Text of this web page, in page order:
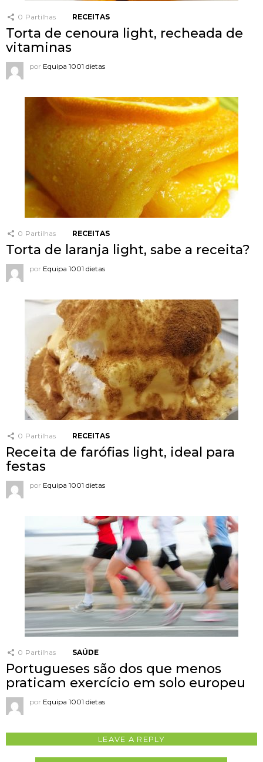
0 Partilhas RECEITAS
Torta de cenoura light, recheada de
vitaminas
por Equipa 1001 dietas
0 Partilhas RECEITAS
Torta de laranja light, sabe a receita?
por Equipa 1001 dietas
0 Partilhas RECEITAS
Receita de farófias light, ideal para
festas
por Equipa 1001 dietas
0 Partilhas SAÚDE
Portugueses são dos que menos
praticam exercício em solo europeu
por Equipa 1001 dietas
LEAVE A REPLY